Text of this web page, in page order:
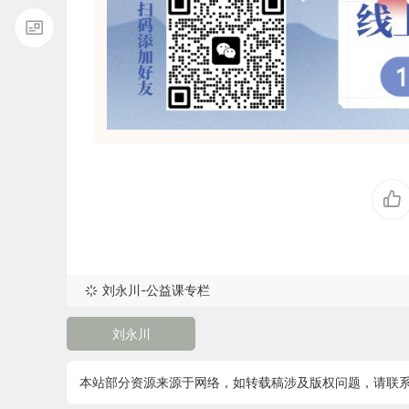
刘永川-公益课专栏
刘永川
本站部分资源来源于网络，如转载稿涉及版权问题，请联